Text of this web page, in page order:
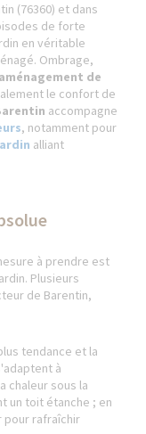
(76360) et dans
de forte
en véritable
Ombrage,
aménagement de
le confort de
accompagne
, notamment pour
alliant
à prendre est
Plusieurs
de Barentin,
tendance et la
à
chaleur sous la
un toit étanche ; en
pour rafraîchir